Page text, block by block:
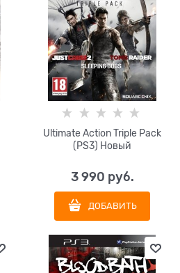
Ultimate Action Triple Pack
(PS3) Новый
3 990 руб.
ДОБАВИТЬ